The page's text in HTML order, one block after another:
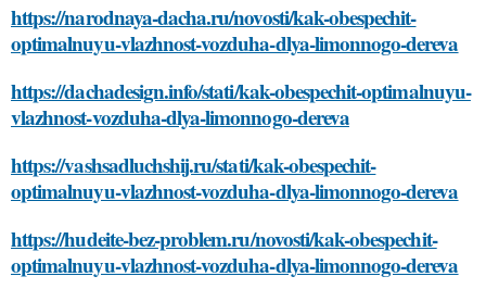
https://narodnaya-dacha.ru/novosti/kak-obespechit-
optimalnuyu-vlazhnost-vozduha-dlya-limonnogo-dereva
https://dachadesign.info/stati/kak-obespechit-optimalnuyu-
vlazhnost-vozduha-dlya-limonnogo-dereva
https://vashsadluchshij.ru/stati/kak-obespechit-
optimalnuyu-vlazhnost-vozduha-dlya-limonnogo-dereva
https://hudeite-bez-problem.ru/novosti/kak-obespechit-
optimalnuyu-vlazhnost-vozduha-dlya-limonnogo-dereva